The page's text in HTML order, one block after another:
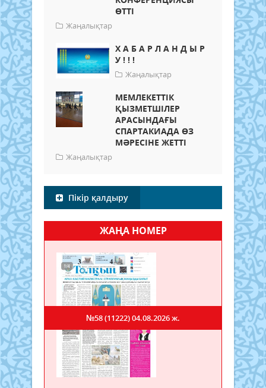
ӨТТІ
Жаңалықтар
Х А Б А Р Л А Н Д Ы Р
У ! ! !
Жаңалықтар
МЕМЛЕКЕТТІК
ҚЫЗМЕТШІЛЕР
АРАСЫНДАҒЫ
СПАРТАКИАДА ӨЗ
МӘРЕСІНЕ ЖЕТТІ
Жаңалықтар
Пікір қалдыру
ЖАҢА НОМЕР
№58 (11222)04.08.2026 ж.